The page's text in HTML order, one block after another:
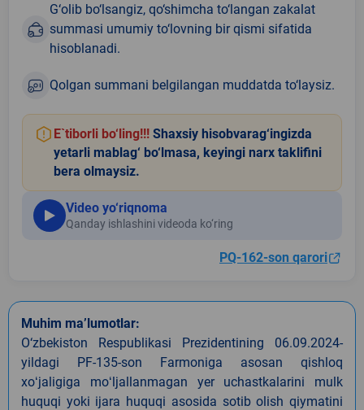
G‘olib bo‘lsangiz, qo‘shimcha to‘langan zakalat
summasi umumiy to‘lovning bir qismi sifatida
hisoblanadi.
Qolgan summani belgilangan muddatda to‘laysiz.
E`tiborli bo‘ling!!! Shaxsiy hisobvarag‘ingizda
yetarli mablag‘ bo‘lmasa, keyingi narx taklifini
bera olmaysiz.
Video yo‘riqnoma
Qanday ishlashini videoda ko‘ring
PQ-162-son qarori
Muhim ma’lumotlar:
O‘zbekiston Respublikasi Prezidentining 06.09.2024-
yildagi PF-135-son Farmoniga asosan qishloq
xoʻjaligiga moʻljallanmagan yer uchastkalarini mulk
huquqi yoki ijara huquqi asosida sotib olish qiymatini